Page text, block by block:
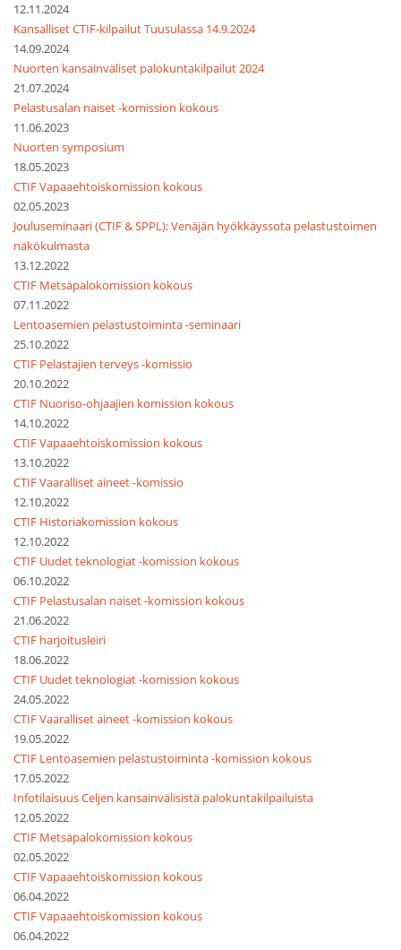
12.11.2024
Kansalliset CTIF-kilpailut Tuusulassa 14.9.2024
14.09.2024
Nuorten kansainväliset palokuntakilpailut 2024
21.07.2024
Pelastusalan naiset -komission kokous
11.06.2023
Nuorten symposium
18.05.2023
CTIF Vapaaehtoiskomission kokous
02.05.2023
Jouluseminaari (CTIF & SPPL): Venäjän hyökkäyssota pelastustoimen
näkökulmasta
13.12.2022
CTIF Metsäpalokomission kokous
07.11.2022
Lentoasemien pelastustoiminta -seminaari
25.10.2022
CTIF Pelastajien terveys -komissio
20.10.2022
CTIF Nuoriso-ohjaajien komission kokous
14.10.2022
CTIF Vapaaehtoiskomission kokous
13.10.2022
CTIF Vaaralliset aineet -komissio
12.10.2022
CTIF Historiakomission kokous
12.10.2022
CTIF Uudet teknologiat -komission kokous
06.10.2022
CTIF Pelastusalan naiset -komission kokous
21.06.2022
CTIF harjoitusleiri
18.06.2022
CTIF Uudet teknologiat -komission kokous
24.05.2022
CTIF Vaaralliset aineet -komission kokous
19.05.2022
CTIF Lentoasemien pelastustoiminta -komission kokous
17.05.2022
Infotilaisuus Celjen kansainvälisistä palokuntakilpailuista
12.05.2022
CTIF Metsäpalokomission kokous
02.05.2022
CTIF Vapaaehtoiskomission kokous
06.04.2022
CTIF Vapaaehtoiskomission kokous
06.04.2022